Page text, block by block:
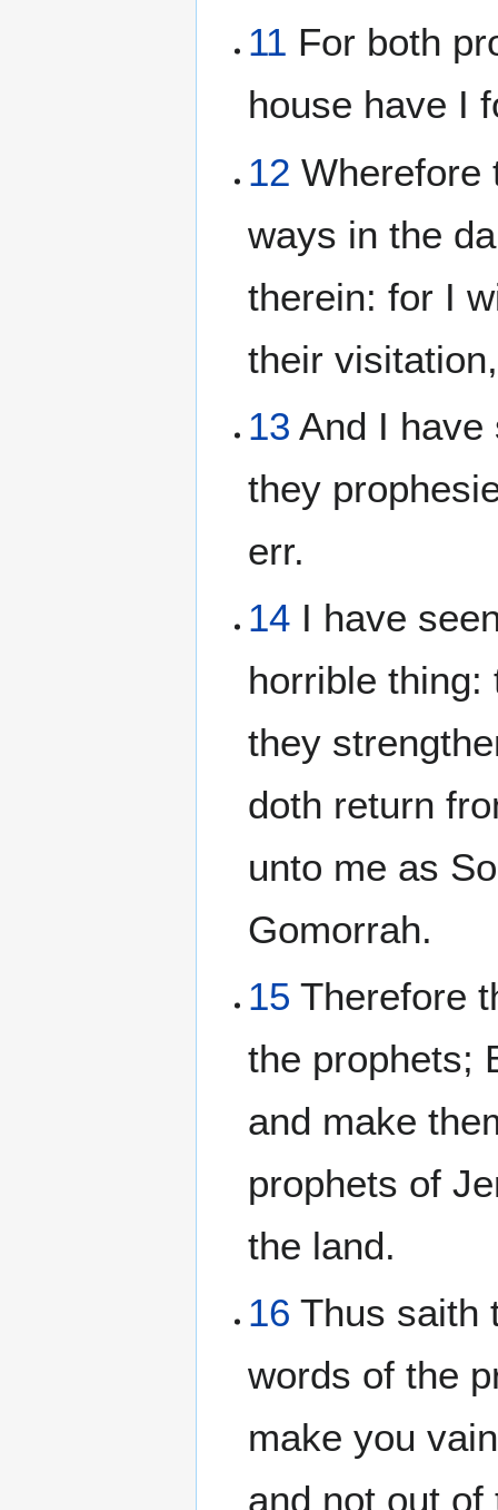
11 For both
house have I
12 Wherefore
ways in the
therein: for I
their
13 And I have
they
err.
14 I have
horrible thing:
they
doth return
unto me as
Gomorrah.
15 Therefore
the prophets;
and make
prophets of
the land.
16 Thus saith
words of the
make you
and not out